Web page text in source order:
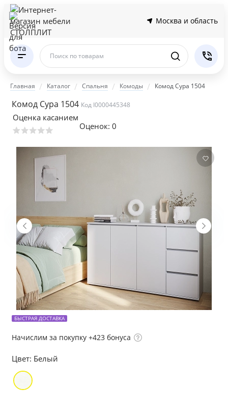
Москва и область
Поиск по товарам
Главная Каталог Спальня Комоды Комод Сура 1504
Комод Сура 1504 Код I0000445348
Оценка касанием
Оценок: 0
БЫСТРАЯ ДОСТАВКА
Начислим за покупку +423 бонуса
Цвет: Белый